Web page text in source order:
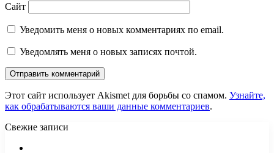
Сайт
Уведомить меня о новых комментариях по email.
Уведомлять меня о новых записях почтой.
Этот сайт использует Akismet для борьбы со спамом. Узнайте,
как обрабатываются ваши данные комментариев.
Свежие записи